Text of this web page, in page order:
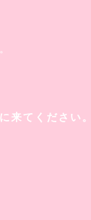
来てください。